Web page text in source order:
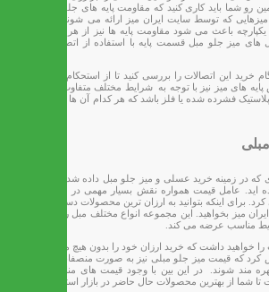
رو شما باید کاری کنید که مقاومت پایه های جلو مبلی بسیار
میزهایی که توسط سایت ایران میز ارائه می شوند از این نظر
باعث می شود مقاومت پایه ها نیز از هر زمان دیگری
میز جلو مبل قسمت پایه با استفاده از اتصالات به بدنه
خرید این اتصالات را بررسی کنید تا از استحکام لازم در این
های میز نیز با توجه به شرایط مختلف متفاوت خواهد بود.
فشرده شده یا فلز باشد که هر کدام آن ها دارای مزایا و
که در زمینه خرید عسلی و میز جلو مبل داده شد، احتمالا شما
عامل قیمت همواره نقش بسیار مهمی در خرید این کالا
برای اینکه بتوانید به ارزان ترین محصولات دسترسی داشته
میز بخواهید. این مجموعه انواع مختلف مبل راحتی و سایر
مناسب عرضه می کند.
خواهید داشت که خرید ارزان خود را بدون هیچ مشکلی انجام
کرد که قیمت میز جلو مبلی نیز به صورت منصفانه تعیین شده
بهره مند شوند. در این بین با وجود قیمت های مناسب، کیفیت
از بهترین محصولات حال حاضر در بازار استفاده کنید.